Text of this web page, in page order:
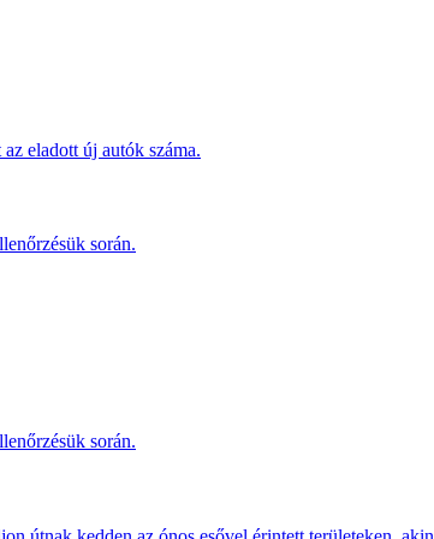
eladott új autók száma.
során.
során.